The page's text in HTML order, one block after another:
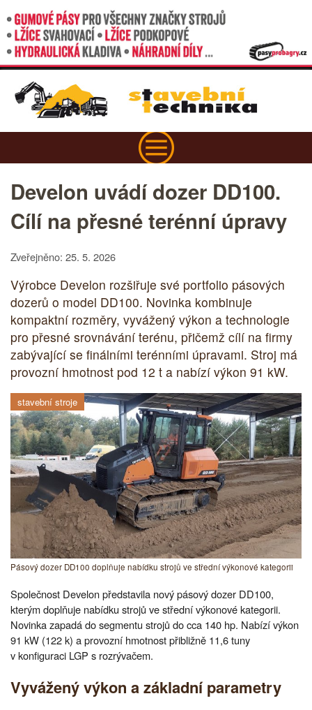
Develon uvádí dozer DD100.
Cílí na přesné terénní úpravy
Zveřejněno: 25. 5. 2026
Výrobce Develon rozšiřuje své portfolio pásových
dozerů o model DD100. Novinka kombinuje
kompaktní rozměry, vyvážený výkon a technologie
pro přesné srovnávání terénu, přičemž cílí na firmy
zabývající se finálními terénními úpravami. Stroj má
provozní hmotnost pod 12 t a nabízí výkon 91 kW.
stavební stroje
Pásový dozer DD100 doplňuje nabídku strojů ve střední výkonové kategorii
Společnost Develon představila nový pásový dozer DD100,
kterým doplňuje nabídku strojů ve střední výkonové kategorii.
Novinka zapadá do segmentu strojů do cca 140 hp. Nabízí výkon
91 kW (122 k) a provozní hmotnost přibližně 11,6 tuny
v konfiguraci LGP s rozrývačem.
Vyvážený výkon a základní parametry